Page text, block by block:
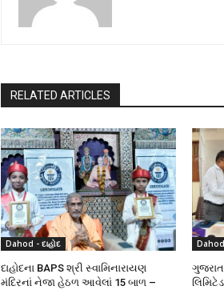
RELATED ARTICLES
Dahod - દાહોદ
દાહોદના BAPS શ્રી સ્વામિનારાયણ
મંદિરનાં નેજા હેઠળ આવેલાં 15 બાળ –
Dahod
ગુજરાત